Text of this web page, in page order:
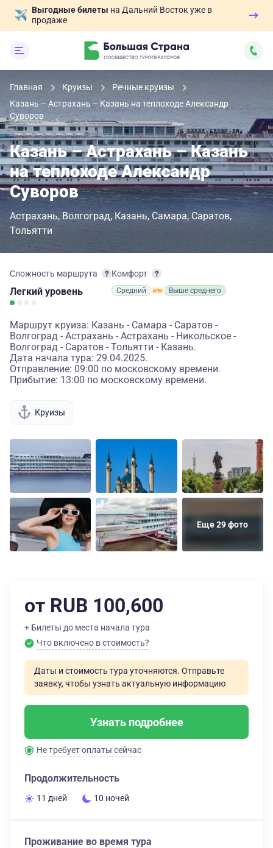
Выгодные билеты на Дальний Восток уже в
продаже
Главная Круизы
Речные круизы
Казань – Астрахань – Казань на теплоходе Александр
Суворов
Казань – Астрахань – Казань
на теплоходе Александр
Суворов
Астрахань Волгоград Казань Самара Саратов
Тольятти
Сложность маршрута
Легкий уровень
Комфорт
Средний Выше среднего
Маршрут круиза: Казань - Самара - Саратов -
Волгоград - Астрахань - Астрахань - Никольское -
Волгоград - Саратов - Тольятти - Казань.
Дата начала тура: 29.04.2025.
Отправление: 09:00 по московскому времени.
Прибытие: 13:00 по московскому времени.
Круизы
Еще 29 фото
от RUB 100,600
+ Билеты до места начала тура
Что включено в стоимость?
Даты и стоимость тура уточняются. Отправьте
заявку, чтобы узнать актуальную информацию
Узнать подробнее
Не требует оплаты сейчас
Продолжительность
11 дней 10 ночей
Проживание во время тура